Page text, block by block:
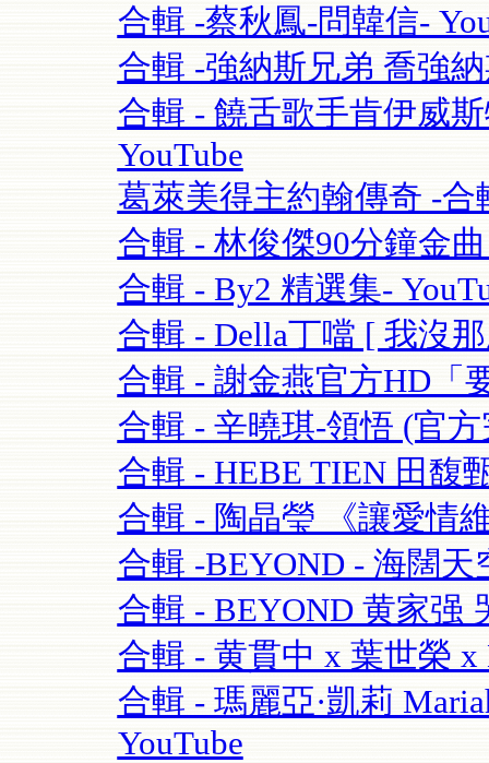
合輯 -蔡秋鳳-問韓信-
合輯 -強納斯兄弟 喬強納
合輯 - 饒舌歌手肯伊威
YouTube
葛萊美得主約翰傳奇 -合
合輯 - 林俊傑90分鐘金
合輯 - By2 精選集-
合輯 - Della丁噹 [ 我沒
合輯 - 謝金燕官方HD「
合輯 - 辛曉琪-領悟 (官
合輯 - HEBE TIEN 田馥
合輯 - 陶晶瑩 《讓愛情
合輯 -BEYOND - 海闊天
合輯 - BEYOND 黄家强
合輯 - 黄貫中 x 葉世榮 x
合輯 - 瑪麗亞·凱莉
YouTube